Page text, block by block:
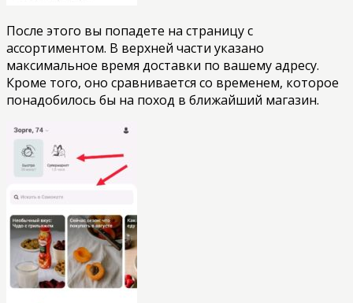
После этого вы попадете на страницу с
ассортиментом. В верхней части указано
максимальное время доставки по вашему адресу.
Кроме того, оно сравнивается со временем, которое
понадобилось бы на поход в ближайший магазин.